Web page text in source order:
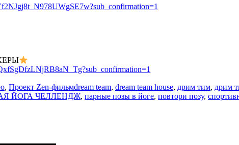
, Проект Zen-фильмМетки
dream team, dream team house, дрим тим, дрим
ЙОГА ЧЕЛЛЕНДЖ, парные позы в йоге, повтори позу,